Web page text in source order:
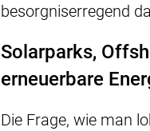
besorgniserregend
Solarparks,
erneuerbare
Die Frage, wie man